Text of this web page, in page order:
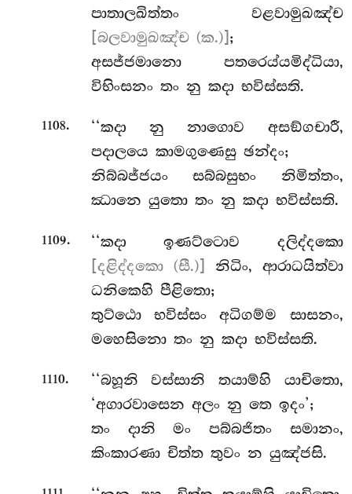
පාතාලඛිත්තං වළවාමුඛඤ්ච
[බලවාමුඛඤ්ච (ක.)];
අසජ්ජමානො පතරෙය්යමිද්ධියා,
විභිංසනං තං නු කදා භවිස්සති.
1108. ‘‘කදානු නාගොව අසඞ්ගචාරී,
පදාලයෙ කාමගුණෙසු ඡන්දං;
නිබ්බජ්ජයං සබ්බසුභං නිමිත්තං,
ඣානෙ යුතො තං නු කදා භවිස්සති.
1109. ‘‘කදාඉණට්ටොව දලිද්දකො
[දළිද්දකො (සී.)]
නිධිං, ආරාධයිත්වා
ධනිකෙහි පීළිතො;
තුට්ඨො භවිස්සංඅධිගම්ම සාසනං,
මහෙසිනො තං නු කදා භවිස්සති.
1110.
‘‘බහූනි වස්සානි තයාම්හි යාචිතො,
‘අගාරවාසෙන අලං නු තෙ ඉදං’;
තං දානි මං පබ්බජිතං සමානං,
කිංකාරණා චිත්ත තුවං න යුඤ්ජසි.